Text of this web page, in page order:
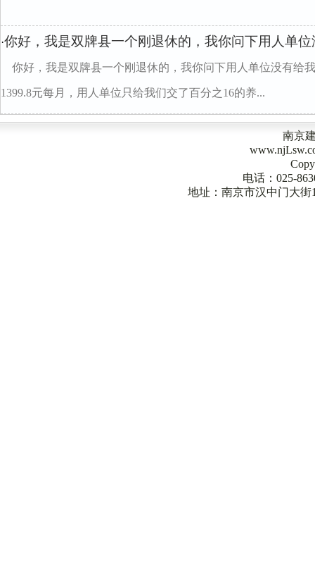
·你好，我是双牌县一个刚退休的，我你问下用人单
你好，我是双牌县一个刚退休的，我你问下用人单位没有给
1399.8元每月，用人单位只给我们交了百分之16的养...
南京
电话：025-
地址：南京市汉中门大